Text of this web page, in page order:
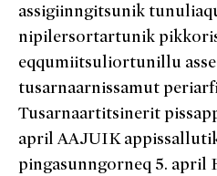
assigiinngitsunik
nipilersortartunik
eqqumiitsuliortunillu
tusarnaarnissamut
Tusarnaartitsinerit
april AAJUIK
pingasunngorneq 5. april